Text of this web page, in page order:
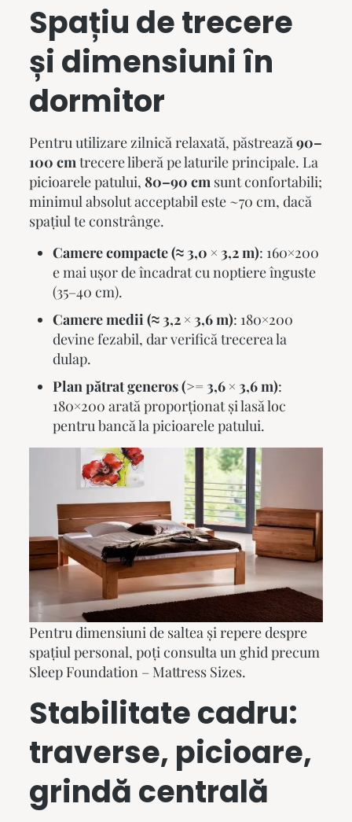
Spațiu de trecere
și dimensiuni în
dormitor
Pentru utilizare zilnică relaxată, păstrează90–
100 cmtrecere liberă pe laturile principale. La
picioarele patului, 80–90 cmsunt confortabili;
minimul absolut acceptabil este ~70 cm, dacă
spațiul te constrânge.
Camere compacte (≈ 3,0 × 3,2 m): 160×200
e mai ușor de încadrat cu noptiere înguste
(35–40 cm).
Camere medii (≈ 3,2 × 3,6 m): 180×200
devine fezabil, dar verifică trecerea la
dulap.
Plan pătrat generos (>= 3,6 × 3,6 m):
180×200 arată proporționat și lasă loc
pentru bancă la picioarele patului.
Pentru dimensiuni de saltea și repere despre
spațiul personal, poți consulta un ghid precum
Sleep Foundation – Mattress Sizes.
Stabilitate cadru:
traverse, picioare,
grindă centrală